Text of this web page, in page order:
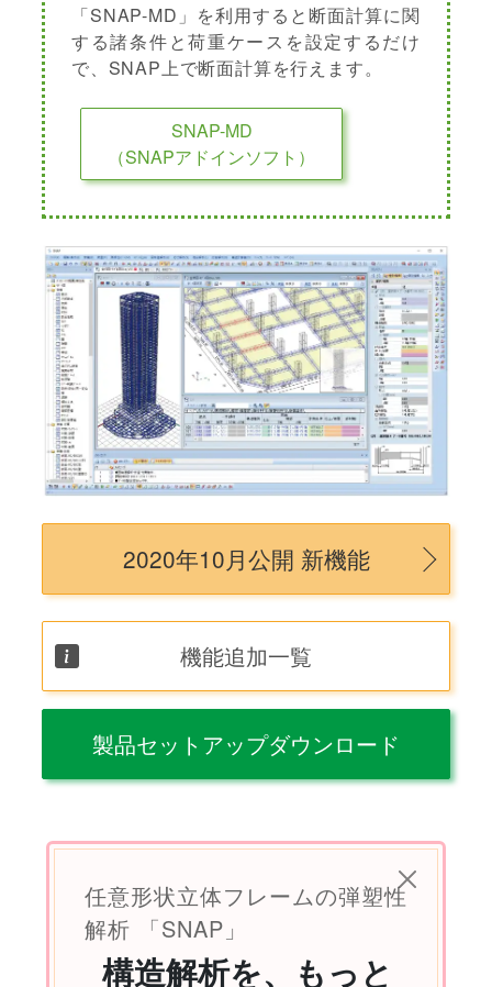
「SNAP-MD」を利用すると断面計算に関
する諸条件と荷重ケースを設定するだけ
で、SNAP上で断面計算を行えます。
SNAP-MD
（SNAPアドインソフト）
2020年10月公開 新機能
機能追加一覧
製品セットアップダウンロード
任意形状立体フレームの弾塑性
解析 「SNAP」
構造解析を、もっと